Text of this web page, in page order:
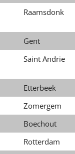
Raamsdonk
Gent
Saint Andrie
Etterbeek
Zomergem
Boechout
Rotterdam